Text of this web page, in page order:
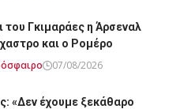
του Γκιμαράες η Άρσεναλ
και ο Ρομέρο
07/08/2026
«Δεν έχουμε ξεκάθαρο